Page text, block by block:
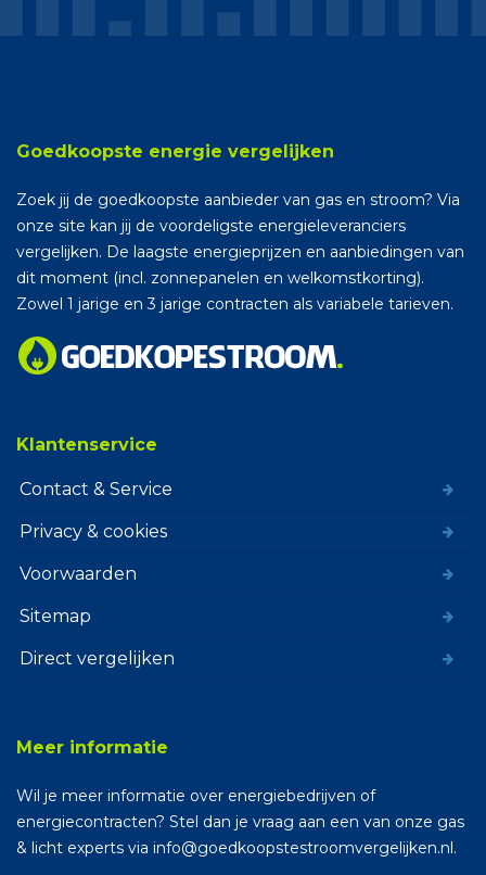
Goedkoopste energie vergelijken
Zoek jij de goedkoopste aanbieder van gas en stroom? Via
onze site kan jij de voordeligste energieleveranciers
vergelijken. De laagste energieprijzen en aanbiedingen van
dit moment (incl. zonnepanelen en welkomstkorting).
Zowel 1 jarige en 3 jarige contracten als variabele tarieven.
Klantenservice
Contact & Service
Privacy & cookies
Voorwaarden
Sitemap
Direct vergelijken
Meer informatie
Wil je meer informatie over energiebedrijven of
energiecontracten? Stel dan je vraag aan een van onze gas
& licht experts via info@goedkoopstestroomvergelijken.nl.